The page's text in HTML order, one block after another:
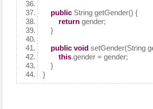
public String getGender() {
return gender;
}
public void setGender(String
this.gender = gender;
}
}